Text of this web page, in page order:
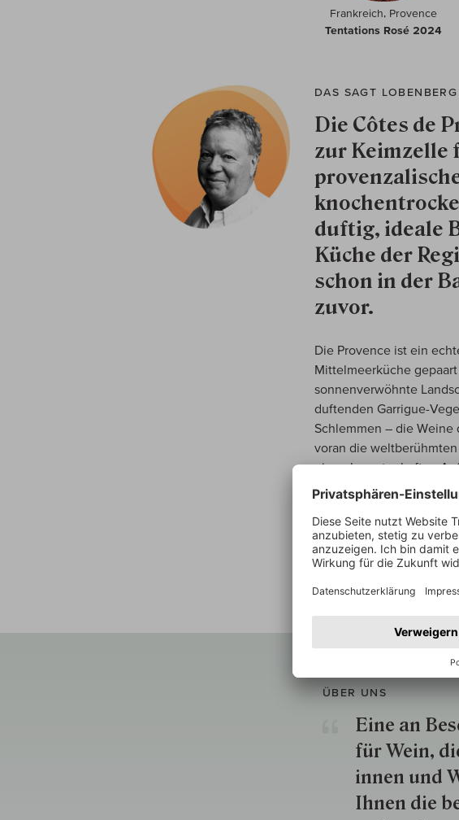
Frankreich, Provence
Tentations Rosé 2024
DAS SAGT
Die Côtes de
zur Keimzelle
duftig, ideale
Küche der
schon in der
zuvor.
Die Provence ist ein
Mittelmeerküche
sonnenverwöhnte
duftenden Garrigue-
Schlemmen – die
voran die
einen kometenhaften
ÜBER UNS
Eine an
für Wein,
innen und
Ihnen die